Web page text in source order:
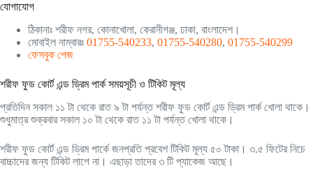
যোগাযোগ
ঠিকানাঃ শরীফ নগর, কোনাখোলা, কেরানীগঞ্জ, ঢাকা, বাংলাদেশ।
মোবাইল নাম্বারঃ 01755-540233, 01755-540280, 01755-540299
ফেসবুক পেজ
শরীফ ফুড কোর্ট এন্ড ড্রিম পার্ক সময়সূচী ও টিকিট মূল্য
প্রতিদিন সকাল ১১ টা থেকে রাত ৯ টা পর্যন্ত শরীফ ফুড কোর্ট এন্ড ড্রিম পার্ক খোলা থাকে।
শুধুমাত্র শুক্রবার সকাল ১০ টা থেকে রাত ১১ টা পর্যন্ত খোলা থাকে।
শরীফ ফুড কোর্ট এন্ড ড্রিম পার্কে জনপ্রতি প্রবেশ টিকিট মূল্য ৫০ টাকা। ৩.৫ ফিটের নিচে
বাচ্চাদের জন্য টিকিট লাগে না। এছাড়া তাদের ৩ টি প্যাকেজ আছে।